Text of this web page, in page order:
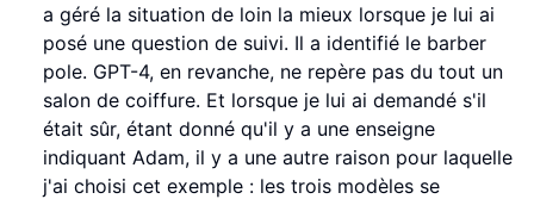
a géré la situation de loin la mieux lorsque je lui ai
posé une question de suivi. Il a identifié le barber
pole. GPT-4, en revanche, ne repère pas du tout un
salon de coiffure. Et lorsque je lui ai demandé s'il
était sûr, étant donné qu'il y a une enseigne
indiquant Adam, il y a une autre raison pour laquelle
j'ai choisi cet exemple : les trois modèles se